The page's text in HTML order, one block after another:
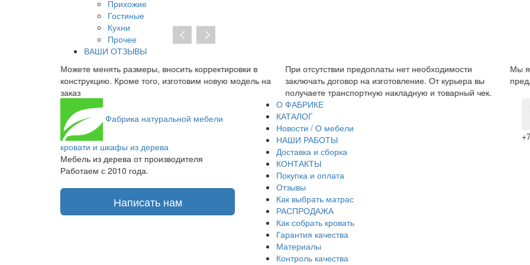
Прихожие
Гостиные
Кухни
Прочее
ВАШИ ОТЗЫВЫ
корректировки в
новую модель на
При отсутствии предоплаты нет необходимости
заключать договор на изготовление. От курьера вы
получаете транспортную накладную и товарный чек.
Мы являемся прямым производителем, поэтому
предложить низкую цену без дополнительных
Фабрика натуральной мебели
кровати и шкафы из дерева
Мебель из дерева от производителя
Работаем с 2010 года.
Написать нам
О ФАБРИКЕ
КАТАЛОГ
Новости / О мебели
НАШИ РАБОТЫ
Доставка и сборка
КОНТАКТЫ
Покупка и оплата
Отзывы
Как выбрать матрас
РАСПРОДАЖА
Как собрать кровать
Гарантия качества
Материалы
Контроль качества